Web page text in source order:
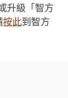
升級「智方
按此到智方